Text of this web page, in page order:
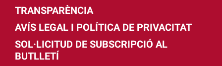
TRANSPARÈNCIA
AVÍS LEGAL I POLÍTICA DE PRIVACITAT
SOL·LICITUD DE SUBSCRIPCIÓ AL
BUTLLETÍ